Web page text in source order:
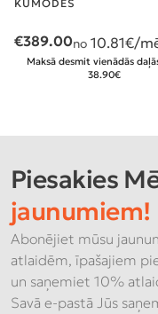
KUMODES
€389.00no 10.81€/
Maksā desmit vienādās
38.90€
Piesakies
jaunumiem!
Abonējiet mūsu
atlaidēm, īpašajiem
un saņemiet 10%
Savā e-pastā Jūs